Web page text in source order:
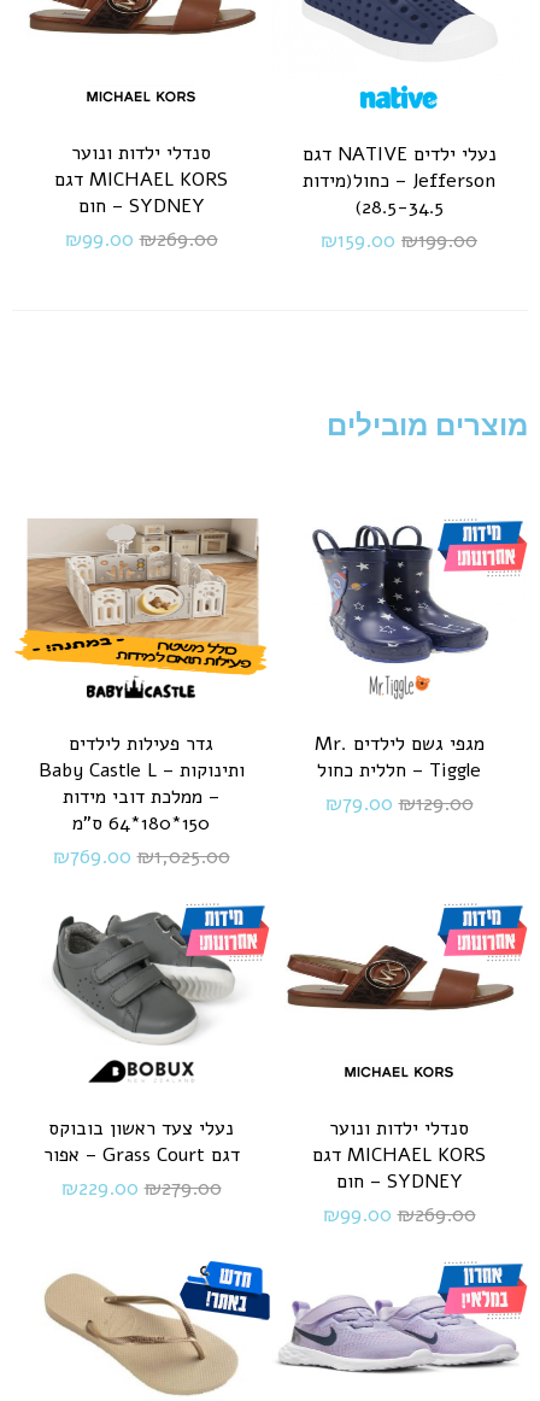
נעלי ילדים NATIVE דגם
Jefferson – כחול(מידות
28.5-34.5)
₪199.00
₪159.00
סנדלי ילדות ונוער
MICHAEL KORS דגם
SYDNEY – חום
₪269.00
₪99.00
מוצרים מובילים
מגפי גשם לילדים Mr.
Tiggle – חללית כחול
₪129.00
₪79.00
גדר פעילות לילדים
ותינוקות – Baby Castle L
– ממלכת דובי מידות
150*180*64 ס"מ
₪1,025.00
₪769.00
סנדלי ילדות ונוער
MICHAEL KORS דגם
SYDNEY – חום
₪269.00
₪99.00
נעלי צעד ראשון בובוקס
דגם Grass Court – אפור
₪279.00
₪229.00